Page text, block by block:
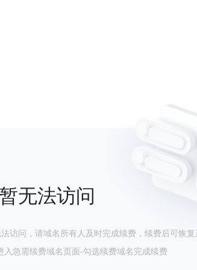
无法访问
访问，请域名所有人及时完成续费，续费后可恢复
急需续费域名页面-勾选续费域名完成续费